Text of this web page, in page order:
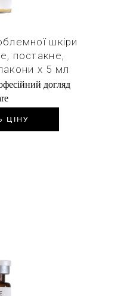
шкіри
постакне,
х 5 мл
догляд
ЦІНУ
клік